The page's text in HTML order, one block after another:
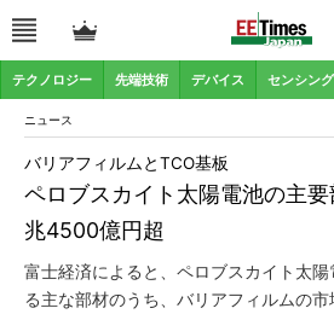
テクノロジー 先端技術 デバイス センシング
ニュース
ペロブスカイト太陽電池の主
兆4500億円超
バリアフィルムとTCO基板
富士経済によると、ペロブスカイト太
る主な部材のうち、バリアフィルムの